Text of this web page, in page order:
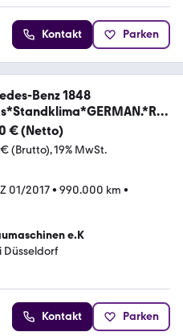
Kontakt Parken
Benz 1848
€ (Netto)
€ (Brutto) 19% MwSt.
01/2017• 990.000 km •
e.K
Düsseldorf
Kontakt Parken